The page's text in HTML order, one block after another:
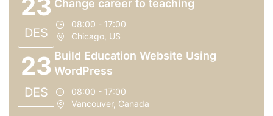
23
DES
Change career to teaching
08:00 - 17:00
Chicago, US
23
DES
Build Education Website Using
WordPress
08:00 - 17:00
Vancouver, Canada